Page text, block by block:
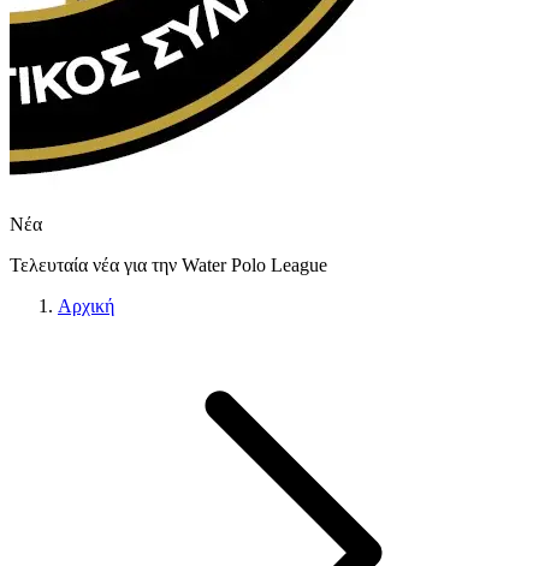
Νέα
Τελευταία νέα για την Water Polo League
Αρχική